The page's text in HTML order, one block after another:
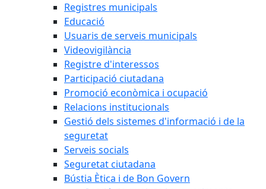
Registres municipals
Educació
Usuaris de serveis municipals
Videovigilància
Registre d'interessos
Participació ciutadana
Promoció econòmica i ocupació
Relacions institucionals
Gestió dels sistemes d'informació i de la
seguretat
Serveis socials
Seguretat ciutadana
Bústia Ètica i de Bon Govern